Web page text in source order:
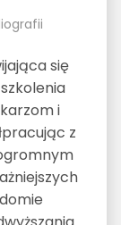
się
i
z